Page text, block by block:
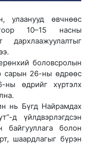
улаанууд өвчнөөс
10–15 насны
дархлаажуулалтыг
боловсролын
сарын 26-ны өдрөөс
өдрийг хүртэлх
нь Бүгд Найрамдах
д үйлдвэрлэгдсэн
болон
шаардлагыг бүрэн